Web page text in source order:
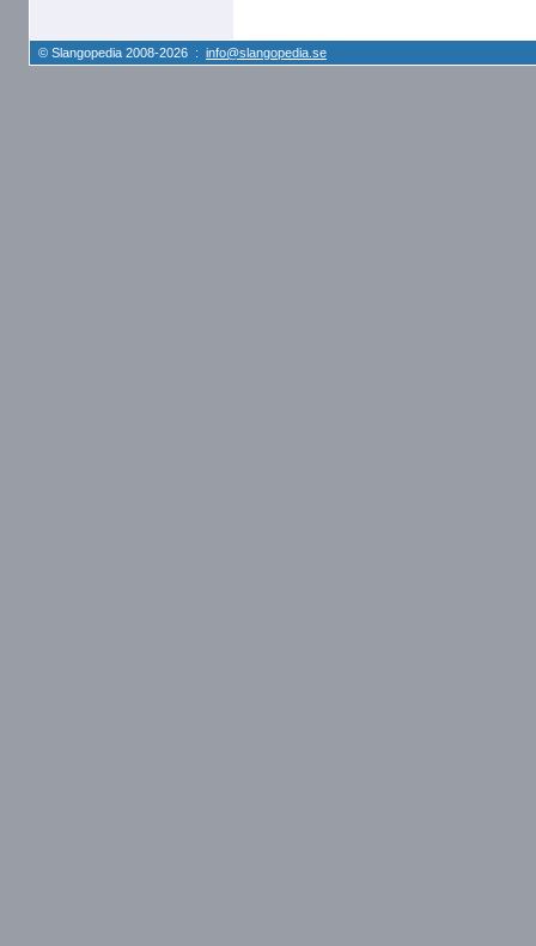
© Slangopedia 2008-2026 : info@slangopedia.se